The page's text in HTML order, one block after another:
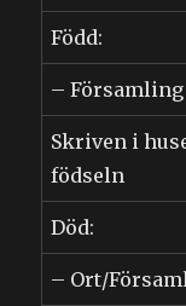
Född:
– Församling
Skriven i
födseln
Död:
– Ort/